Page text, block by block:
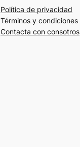
Política de privacidad
Términos y condiciones
Contacta con consotros